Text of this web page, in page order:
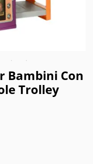
Bambini Con
Trolley